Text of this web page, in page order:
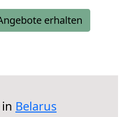
erhalten
Belarus